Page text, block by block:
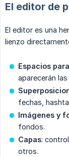
El editor de
El editor es una
lienzo
Espacios
aparecerán
fechas,
Imágenes y
fondos.
Capas:
otros.